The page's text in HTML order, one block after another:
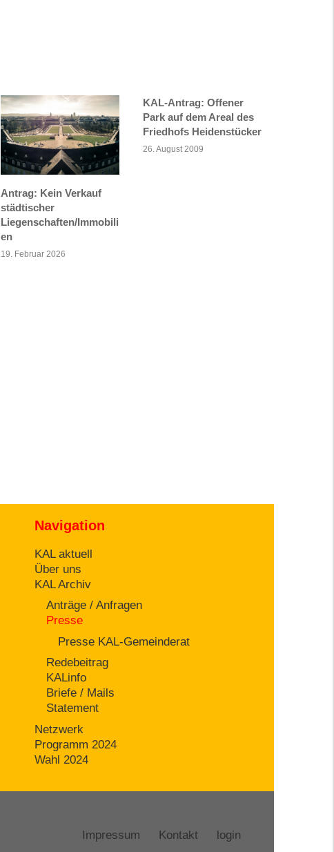
Antrag: Kein Verkauf
städtischer
Liegenschaften/Immobili
en
19. Februar 2026
KAL-Antrag: Offener
Park auf dem Areal des
Friedhofs Heidenstücker
26. August 2009
Navigation
KAL aktuell
Über uns
KAL Archiv
Anträge / Anfragen
Presse
Presse KAL-Gemeinderat
Redebeitrag
KALinfo
Briefe / Mails
Statement
Netzwerk
Programm 2024
Wahl 2024
Impressum Kontakt login